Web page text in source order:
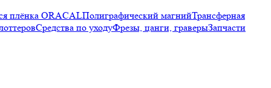
плёнка ORACALПолиграфический магнийТрансферная
Средства по уходуФрезы, цанги, граверыЗапчасти